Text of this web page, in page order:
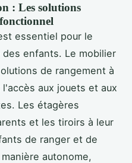
: Les solutions
essentiel pour le
enfants. Le mobilier
de rangement à
aux jouets et aux
Les étagères
et les tiroirs à leur
de ranger et de
autonome,